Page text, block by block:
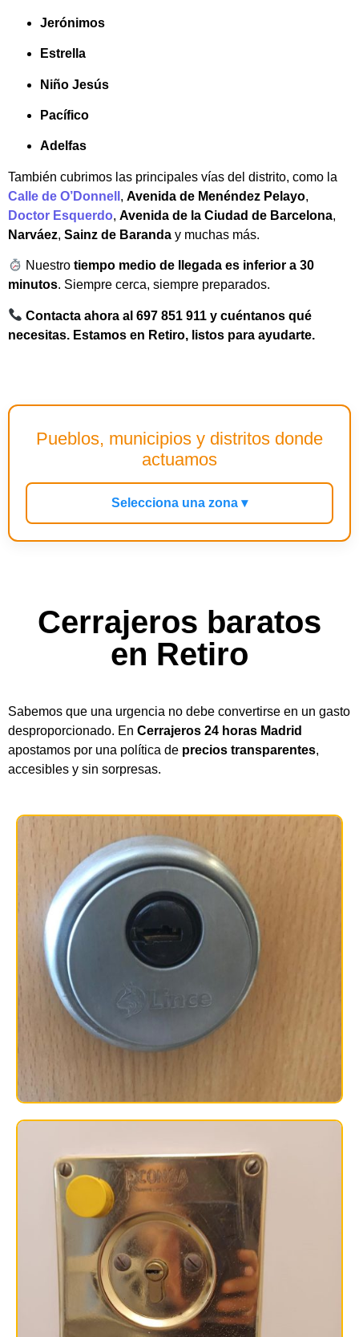
Jerónimos
Estrella
Niño Jesús
Pacífico
Adelfas
También cubrimos las principales vías del distrito, como la
Calle de O’Donnell , Avenida de Menéndez Pelayo,
Doctor Esquerdo, Avenida de la Ciudad de Barcelona,
Narváez, Sainz de Baranda y muchas más.
Nuestrotiempo medio de llegada es inferior a 30
minutos. Siempre cerca, siempre preparados.
Contacta ahora al 697 851 911 y cuéntanos qué
necesitas. Estamos en Retiro, listos para ayudarte.
Pueblos, municipios y distritos donde
actuamos
Selecciona una zona ▾
Cerrajeros baratos
en Retiro
Sabemos que una urgencia no debe convertirse en un gasto
desproporcionado. En Cerrajeros 24 horas Madrid
apostamos por una política de precios transparentes,
accesibles y sin sorpresas.